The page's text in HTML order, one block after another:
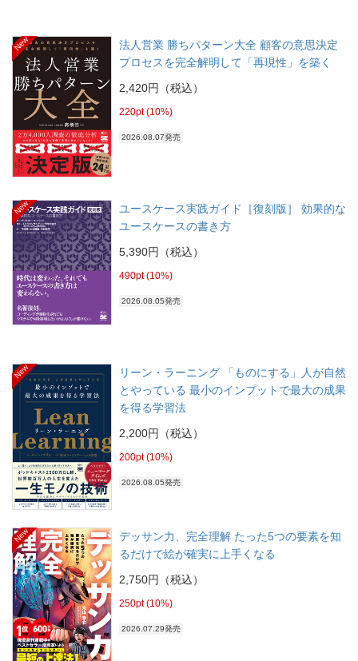
New
法人営業 勝ちパターン大全 顧客の意思決定
プロセスを完全解明して「再現性」を築く
2,420円（税込）
220pt (10%)
2026.08.07発売
New
ユースケース実践ガイド［復刻版］ 効果的な
ユースケースの書き方
5,390円（税込）
490pt (10%)
2026.08.05発売
New
リーン・ラーニング 「ものにする」人が自然
とやっている 最小のインプットで最大の成果
を得る学習法
2,200円（税込）
200pt (10%)
2026.08.05発売
New
デッサン力、完全理解 たった5つの要素を知
るだけで絵が確実に上手くなる
2,750円（税込）
250pt (10%)
2026.07.29発売